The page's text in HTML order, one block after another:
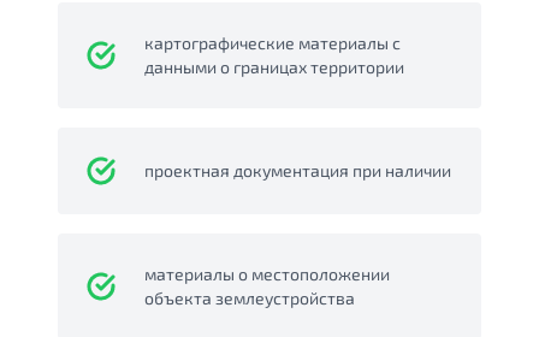
картографические материалы с
данными о границах территории
проектная документация при наличии
материалы о местоположении
объекта землеустройства